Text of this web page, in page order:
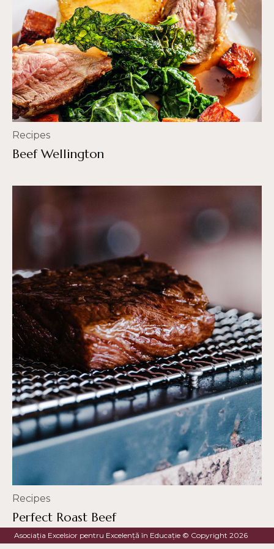
Recipes
Beef Wellington
Recipes
Perfect Roast Beef
Asociația Excelsior pentru Excelență în Educație © Copyright 2026